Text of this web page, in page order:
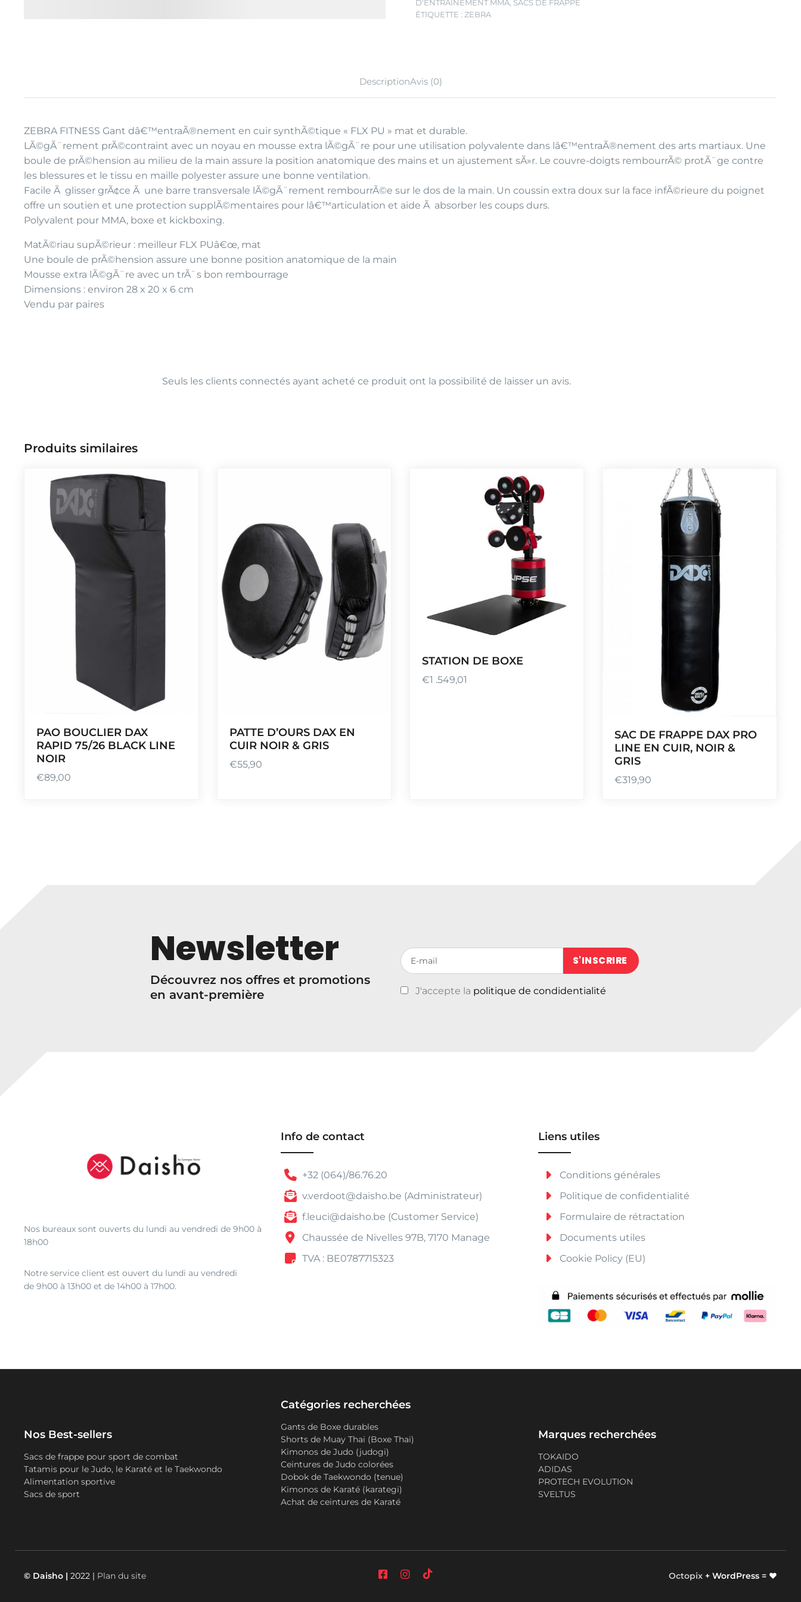
D'ENTRAÎNEMENT MMA, SACS DE FRAPPE
ÉTIQUETTE :ZEBRA
DescriptionAvis (0)
ZEBRA FITNESS Gant dâ€™entraÃ®nement en cuir synthÃ©tique « FLX PU » mat et durable.
LÃ©gÃ¨rement prÃ©contraint avec un noyau en mousse extra lÃ©gÃ¨re pour une utilisation polyvalente dans lâ€™entraÃ®nement des arts martiaux. Une
boule de prÃ©hension au milieu de la main assure la position anatomique des mains et un ajustement sÃ»r. Le couvre-doigts rembourrÃ© protÃ¨ge contre
les blessures et le tissu en maille polyester assure une bonne ventilation.
Facile Ã glisser grÃ¢ce Ã une barre transversale lÃ©gÃ¨rement rembourrÃ©e sur le dos de la main. Un coussin extra doux sur la face infÃ©rieure du poignet
offre un soutien et une protection supplÃ©mentaires pour lâ€™articulation et aide Ã absorber les coups durs.
Polyvalent pour MMA, boxe et kickboxing.
MatÃ©riau supÃ©rieur : meilleur FLX PUâ€œ, mat
Une boule de prÃ©hension assure une bonne position anatomique de la main
Mousse extra lÃ©gÃ¨re avec un trÃ¨s bon rembourrage
Dimensions : environ 28 x 20 x 6 cm
Vendu par paires
Seuls les clients connectés ayant acheté ce produit ont la possibilité de laisser un avis.
Produits similaires
PAO BOUCLIER DAX
RAPID 75/26 BLACK LINE
NOIR
€89,00
PATTE D’OURS DAX EN
CUIR NOIR & GRIS
€55,90
STATION DE BOXE
€1 .549,01
SAC DE FRAPPE DAX PRO
LINE EN CUIR, NOIR &
GRIS
€319,90
Newsletter
Découvrez nos offres et promotions
en avant-première
Votre adresse de messagerie (obligatoire)
J'accepte la politique de condidentialité
Nos bureaux sont ouverts du lundi au vendredi de 9h00 à
18h00
Notre service client est ouvert du lundi au vendredi
de 9h00 à 13h00 et de 14h00 à 17h00.
Info de contact
+32 (064)/86.76.20
v.verdoot@daisho.be (Administrateur)
f.leuci@daisho.be (Customer Service)
Chaussée de Nivelles 97B, 7170 Manage
TVA : BE0787715323
Liens utiles
Conditions générales
Politique de confidentialité
Formulaire de rétractation
Documents utiles
Cookie Policy (EU)
Nos Best-sellers
Sacs de frappe pour sport de combat
Tatamis pour le Judo, le Karaté et le Taekwondo
Alimentation sportive
Sacs de sport
Catégories recherchées
Gants de Boxe durables
Shorts de Muay Thai (Boxe Thai)
Kimonos de Judo (judogi)
Ceintures de Judo colorées
Dobok de Taekwondo (tenue)
Kimonos de Karaté (karategi)
Achat de ceintures de Karaté
Marques recherchées
TOKAIDO
ADIDAS
PROTECH EVOLUTION
SVELTUS
© Daisho | 2022 | Plan du site Octopix+ WordPress = ❤